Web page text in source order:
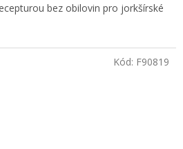
bez obilovin pro jorkšírské
Kód: F90819